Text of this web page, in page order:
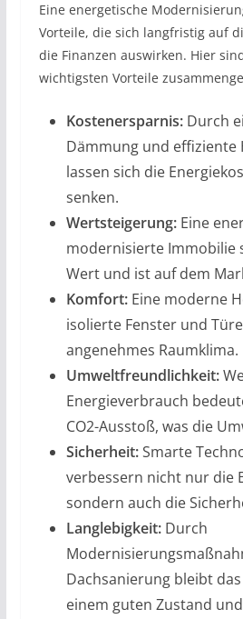
Eine energetische
Vorteile, die sich langfristig auf
die Finanzen auswirken. Hier
wichtigsten Vorteile
Kostenersparnis:Durch
Dämmung und effiziente
lassen sich die
senken.
Wertsteigerung:Eine
modernisierte Immobilie
Wert und ist auf dem
Komfort:Eine moderne
isolierte Fenster und
angenehmes Raumklima.
Umweltfreundlichkeit:
Energieverbrauch
CO2-Ausstoß, was die
Sicherheit:Smarte
verbessern nicht nur die
sondern auch die
Langlebigkeit:Durch
Dachsanierung bleibt
einem guten Zustand